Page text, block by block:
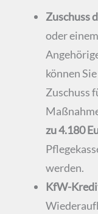
Zuschuss
oder
können
Zuschuss
zu 4.180
werden.
KfW-